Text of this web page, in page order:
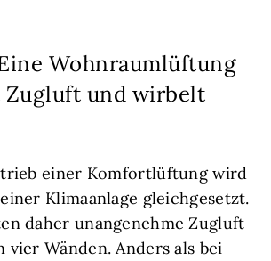
Wohnraumlüftung
Zugluft und wirbelt
einer Komfortlüftung wird
Klimaanlage gleichgesetzt.
daher unangenehme Zugluft
vier Wänden. Anders als bei